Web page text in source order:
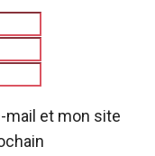
mail et mon site